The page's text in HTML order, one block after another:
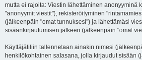
mutta ei rajoita: Viestin lähettäminen anonyyminä
"anonyymit viestit"), rekisteröityminen
(jälkeenpäin "omat tunnuksesi") ja lähettämäsi
sisäänkirjautumisen jälkeen (jälkeenpäin "omat
Käyttäjätiliin tallennetaan ainakin nimesi
henkilökohtainen salasana, jolla kirjaudut sisään